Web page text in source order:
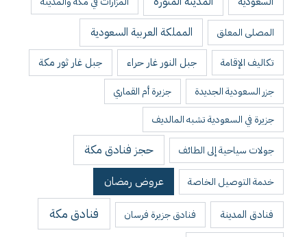
المصلى المعلق المملكة العربية السعودية
تكاليف الإقامة جبل النور غار حراء جبل غار ثور مكة
جزر السعودية الجديدة
جزيرة أم القماري
جزيرة في السعودية تشبه المالديف
جولات سياحية إلى الطائف حجز فنادق مكة
خدمة التوصيل الخاصة عروض رمضان
فنادق المدينة فنادق جزيرة فرسان فنادق مكة